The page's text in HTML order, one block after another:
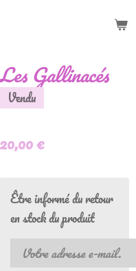
Les Gallinacés
Vendu
20,00 €
Être informé du retour
en stock du produit